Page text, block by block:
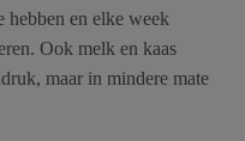
en elke week
Ook melk en kaas
maar in mindere mate